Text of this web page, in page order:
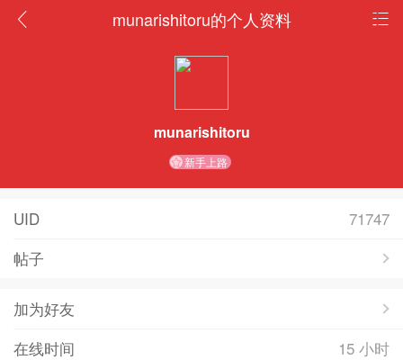
munarishitoru的个人资料
munarishitoru
新手上路
UID
71747
帖子
加为好友
在线时间
15 小时